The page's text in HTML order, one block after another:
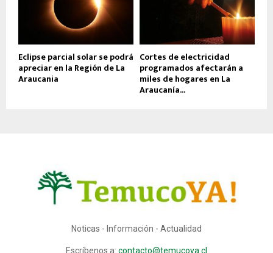
Eclipse parcial solar se podrá
apreciar en la Región de La
Araucania
Cortes de electricidad
programados afectarán a
miles de hogares en La
Araucanía...
Noticas - Información - Actualidad
Escríbenos a: contacto@temucoya.cl